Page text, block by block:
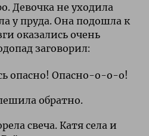
Девочка не уходила
у пруда. Она подошла к
оказались очень
заговорил:
опасно! Опасно-о-о-о!
обратно.
свеча. Катя села и